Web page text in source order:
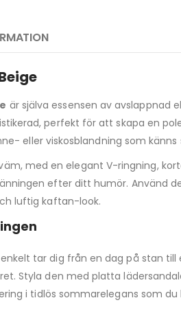
är själva essensen av avslappnad
perfekt för att skapa en
eller viskosblandning som
med en elegant V-ringning,
efter ditt humör. Använd
luftig kaftan-look.
tar dig från en dag på stan
Styla den med platta
i tidlös sommarelegans som